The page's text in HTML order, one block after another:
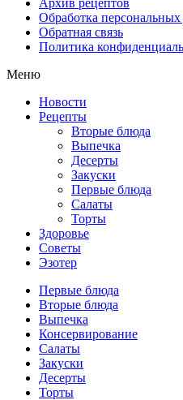
Обработка
Обратная связь
Политика
Меню
Новости
Рецепты
Вторые блюда
Выпечка
Десерты
Закуски
Первые блюда
Салаты
Торты
Здоровье
Советы
Эзотер
Первые блюда
Вторые блюда
Выпечка
Консервирование
Салаты
Закуски
Десерты
Торты